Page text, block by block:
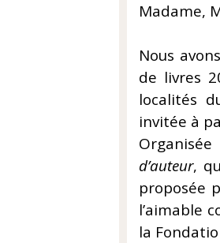
Madame,
Nous
de livres
localités
invitée à
d’auteur,
proposée
l’aimable
la